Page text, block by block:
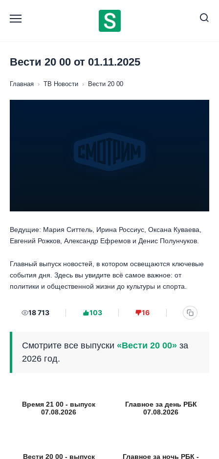
содержанию
Вести 20 00 от 01.11.2025
Главная › ТВ Новости › Вести 20 00
Ведущие: Мария Ситтель, Ирина Россиус, Оксана Куваева,
Евгений Рожков, Александр Ефремов и Денис Полунчуков.
Главный выпуск новостей, в котором освещаются ключевые
события дня. Здесь вы увидите всё самое важное: от
политики и общественной жизни до культуры и спорта.
18 713 103 16
Смотрите все выпуски «Вести 20 00» за
2026 год.
Время 21 00 - выпуск
07.08.2026
Главное за день РБК
07.08.2026
Вести 20 00 - выпуск
Главное за ночь РБК -